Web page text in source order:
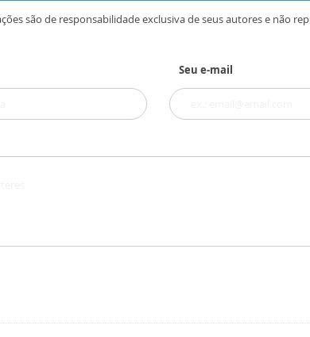
são de responsabilidade exclusiva de seus autores e não
Seu e-mail